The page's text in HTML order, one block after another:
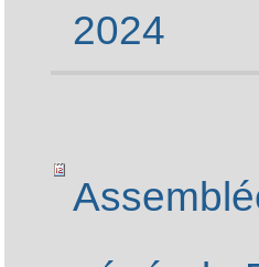
2024